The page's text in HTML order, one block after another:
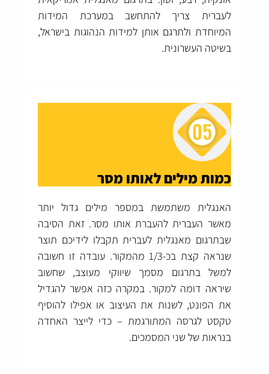
לעברית צריך להתחשב במערכת המידות
המיוחדת ולתרגם אותן למידות הנהוגות בישראל,
בשיטה העשרונית.
כמות מילים לאותו מסר
האנגלית משתמשת במספר מילים גדול יותר
מאשר העברית להעברת אותו מסר. זאת הסיבה
שבתרגום מאנגלית לעברית תקבלו לידיכם תוצר
שנראה קצת בכ-1/3 מהמקור. עובדה זו חשובה
למשל בתרגום מסמך שיווקי מעוצב, שחשוב
שיראה דומה למקור. במקרה כזה אפשר להגדיל
את הפונט, לשנות את העיצוב או אפילו להוסיף
טקסט לגרסה המתורגמת – כדי לייצר האחדה
בנראות של שני המסמכים.